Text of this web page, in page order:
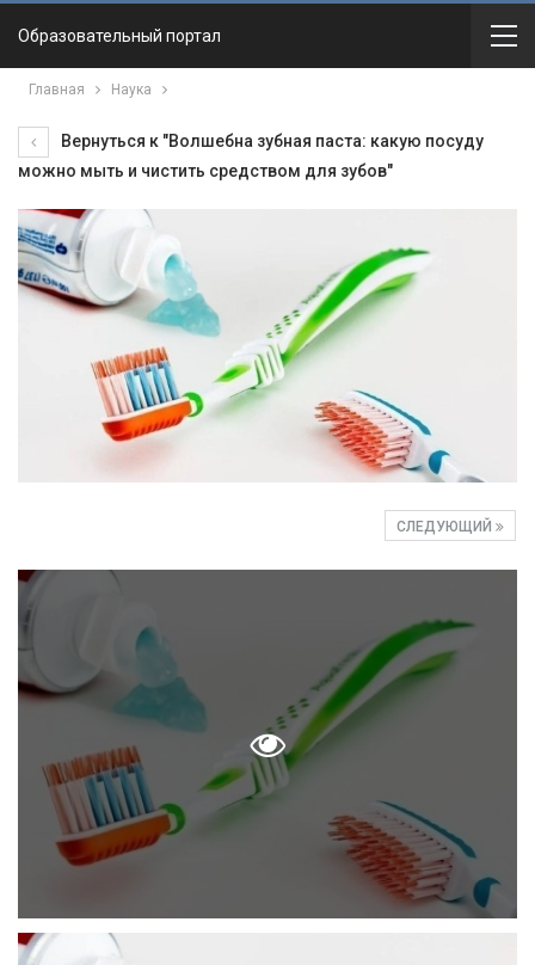
Образовательный портал
Главная Наука
Вернуться к "Волшебна зубная паста: какую посуду
можно мыть и чистить средством для зубов"
СЛЕДУЮЩИЙ